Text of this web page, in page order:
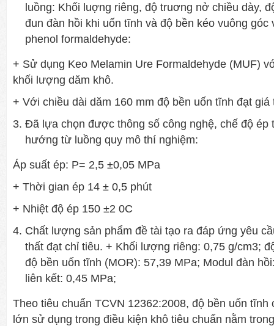
luồng: Khối luợng riêng, độ truơng nở chiều dày,
đun đàn hồi khi uốn tĩnh và độ bền kéo vuông
phenol formaldehyde:
+ Sử dụng Keo Melamin Ure Formaldehyde (MUF)
khối lượng dăm khô.
+ Với chiều dài dăm 160 mm độ bền uốn tĩnh đạt giá
Đã lựa chọn được thông số công nghệ, chế độ ép
hướng từ luồng quy mô thí nghiệm:
Áp suất ép: P= 2,5 ±0,05 MPa
+ Thời gian ép 14 ± 0,5 phút
+ Nhiệt độ ép 150 ±2 0C
Chất lượng sản phẩm đề tài tạo ra đáp ứng yêu
thất đạt chỉ tiêu. + Khối lượng riêng: 0,75 g/cm3;
độ bền uốn tĩnh (MOR): 57,39 MPa; Modul đàn
liên kết: 0,45 MPa;
Theo tiêu chuẩn TCVN 12362:2008, độ bền uốn tĩnh
lớn sử dụng trong điều kiện khô tiêu chuẩn nằm